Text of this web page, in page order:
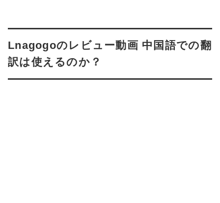
Lnagogoのレビュー動画 中国語での翻
訳は使えるのか？